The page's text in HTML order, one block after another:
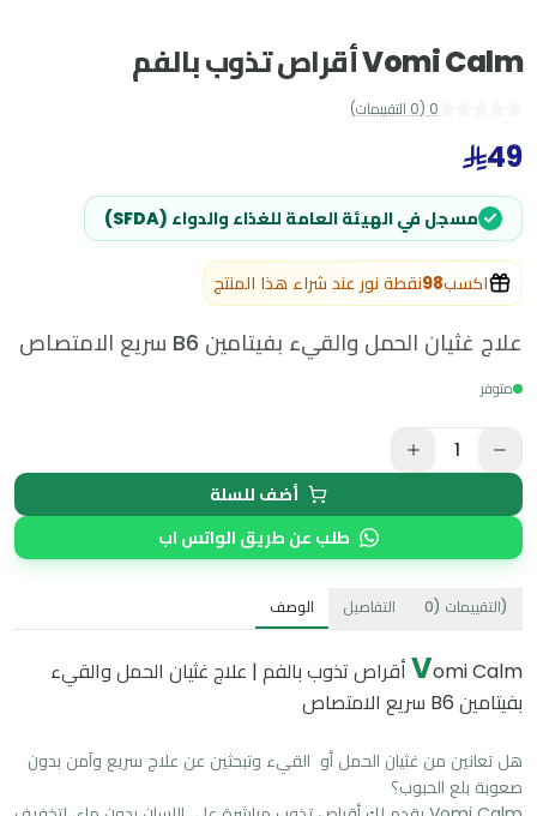
Vomi Calm أقراص تذوب بالفم
0
(
0 التقييمات)
49
مسجل في الهيئة العامة للغذاء والدواء (SFDA)
اكسب98نقطة نور عند شراء هذا المنتج
علاج غثيان الحمل والقيء بفيتامين B6 سريع الامتصاص
متوفر
1
أضف للسلة
طلب عن طريق الواتس اب
الوصف التفاصيل التقييمات (
0 )
V omi Calm أقراص تذوب بالفم | علاج غثيان الحمل والقيء
بفيتامين B6 سريع الامتصاص